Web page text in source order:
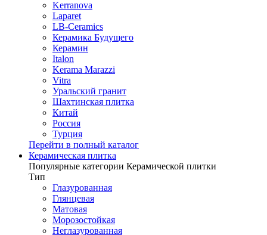
Kerranova
Laparet
LB-Ceramics
Керамика Будущего
Керамин
Italon
Kerama Marazzi
Vitra
Уральский гранит
Шахтинская плитка
Китай
Россия
Турция
Перейти в полный каталог
Керамическая плитка
Популярные категории Керамической плитки
Тип
Глазурованная
Глянцевая
Матовая
Морозостойкая
Неглазурованная